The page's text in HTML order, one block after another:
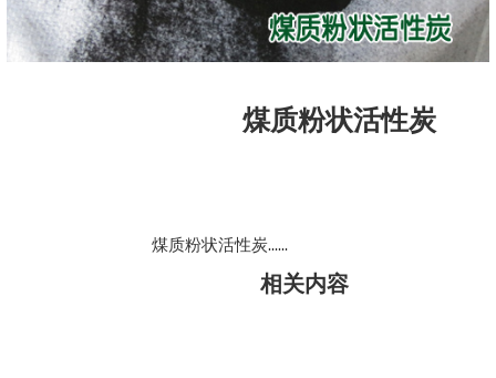
煤质粉状活性炭
煤质粉状活性炭……
相关内容